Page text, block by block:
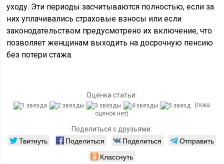
уходу. Эти периоды засчитываются полностью, если за
них уплачивались страховые взносы или если
законодательством предусмотрено их включение, что
позволяет женщинам выходить на досрочную пенсию
без потери стажа.
Оценка статьи:
(пока
оценок нет)
Поделиться с друзьями:
Твитнуть Поделиться Поделиться
Отправить
Класснуть